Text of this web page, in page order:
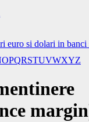
OPQRSTUVWXYZ